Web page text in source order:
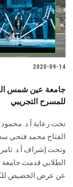
2020-09-14
جامعة عين شمس
للمسرح التجريبي
تحت رعاية أ.د.
الفتاح محمد فتحي
وتحت إشراف أ.د.
الطلابي قدمت
عن عرض الحضيض